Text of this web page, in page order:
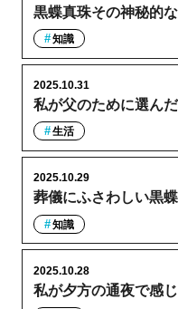
黒蝶真珠その神秘的
知識
私が父のために選ん
2025.10.31
生活
葬儀にふさわしい黒
2025.10.29
知識
私が夕方の通夜で感
2025.10.28